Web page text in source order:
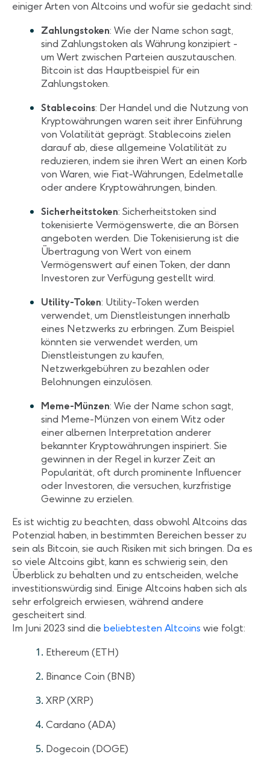
einiger Arten von Altcoins und wofür sie gedacht sind:
Zahlungstoken: Wie der Name schon sagt,
sind Zahlungstoken als Währung konzipiert -
um Wert zwischen Parteien auszutauschen.
Bitcoin ist das Hauptbeispiel für ein
Zahlungstoken.
Stablecoins: Der Handel und die Nutzung von
Kryptowährungen waren seit ihrer Einführung
von Volatilität geprägt. Stablecoins zielen
darauf ab, diese allgemeine Volatilität zu
reduzieren, indem sie ihren Wert an einen Korb
von Waren, wie Fiat-Währungen, Edelmetalle
oder andere Kryptowährungen, binden.
Sicherheitstoken: Sicherheitstoken sind
tokenisierte Vermögenswerte, die an Börsen
angeboten werden. Die Tokenisierung ist die
Übertragung von Wert von einem
Vermögenswert auf einen Token, der dann
Investoren zur Verfügung gestellt wird.
Utility-Token: Utility-Token werden
verwendet, um Dienstleistungen innerhalb
eines Netzwerks zu erbringen. Zum Beispiel
könnten sie verwendet werden, um
Dienstleistungen zu kaufen,
Netzwerkgebühren zu bezahlen oder
Belohnungen einzulösen.
Meme-Münzen: Wie der Name schon sagt,
sind Meme-Münzen von einem Witz oder
einer albernen Interpretation anderer
bekannter Kryptowährungen inspiriert. Sie
gewinnen in der Regel in kurzer Zeit an
Popularität, oft durch prominente Influencer
oder Investoren, die versuchen, kurzfristige
Gewinne zu erzielen.
Es ist wichtig zu beachten, dass obwohl Altcoins das
Potenzial haben, in bestimmten Bereichen besser zu
sein als Bitcoin, sie auch Risiken mit sich bringen. Da es
so viele Altcoins gibt, kann es schwierig sein, den
Überblick zu behalten und zu entscheiden, welche
investitionswürdig sind. Einige Altcoins haben sich als
sehr erfolgreich erwiesen, während andere
gescheitert sind.
Im Juni 2023 sind die beliebtesten Altcoins wie folgt:
Ethereum (ETH)
Binance Coin (BNB)
XRP (XRP)
Cardano (ADA)
Dogecoin (DOGE)